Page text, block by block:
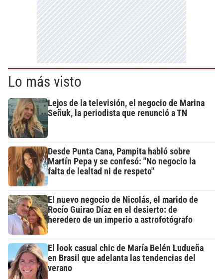
Lo más visto
Lejos de la televisión, el negocio de Marina
Señuk, la periodista que renunció a TN
Desde Punta Cana, Pampita habló sobre
Martín Pepa y se confesó: "No negocio la
falta de lealtad ni de respeto"
El nuevo negocio de Nicolás, el marido de
Rocío Guirao Díaz en el desierto: de
heredero de un imperio a astrofotógrafo
El look casual chic de María Belén Ludueña
en Brasil que adelanta las tendencias del
verano